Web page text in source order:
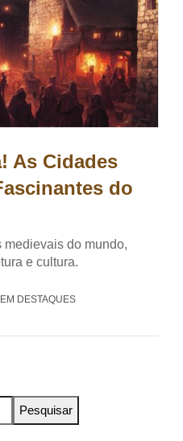
As Cidades
do
do mundo,
e cultura.
DESTAQUES
Pesquisar